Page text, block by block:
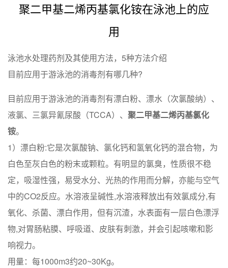
聚二甲基二烯丙基氯化铵在泳池上的应
用
泳池水处理药剂及其使用方法，5种方法介绍
目前应用于游泳池的消毒剂有哪几种?
目前应用于游泳池的消毒剂有漂白粉、漂水（次氯酸纳）、
液氯、三氯异氰尿酸（TCCA）、 聚二甲基二烯丙基氯化
铵。
1）漂白粉:它是次氯酸钠、氯化钙和氢氧化钙的混合物，为
白色至灰白色的粉末或颗粒。有明显的氯臭，性质很不稳
定，吸湿性强，易受水分、光热的作用而分解，亦能与空气
中的CO2反应。水溶液呈碱性,水溶液释放出有效氯成分,有
氧化、杀菌、漂白作用，但有沉渣，水表面有一层白色漂浮
物,对胃肠粘膜、呼吸道、皮肤有刺激，并会引起咳嗽和影
响视力。
用量：每1000m3约20~30Kg。